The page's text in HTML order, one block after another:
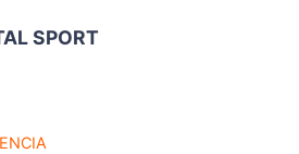
SPORT